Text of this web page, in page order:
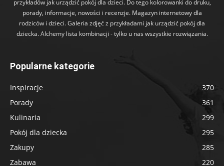
przykładów jak urządzić pokój dla dzieci. Do tego kolorowanki do druku,
porady, informacje, nowości i recenzje. Magazyn internetowy dla
rodziców i dzieci. Galeria zdjęć z przykładami jak urządzić pokój dla
dziecka. Alchemy lista kombinacji - tylko u nas wszystkie rozwiązania.
Popularne kategorie
Inspiracje
370
Porady
361
Kulinaria
299
Pokój dla dziecka
295
Zakupy
285
Zabawa
220